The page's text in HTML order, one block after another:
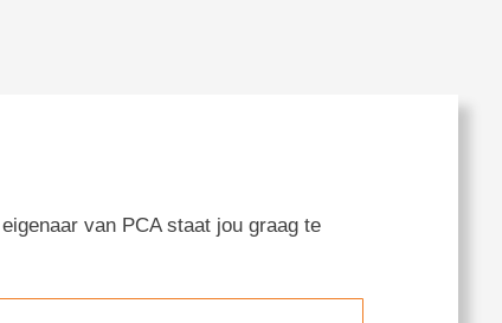
van PCA staat jou graag te